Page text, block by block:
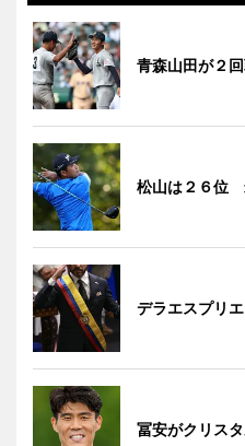
青森山田が２
松山は２６位
デラエスプリ
冨安がクリス